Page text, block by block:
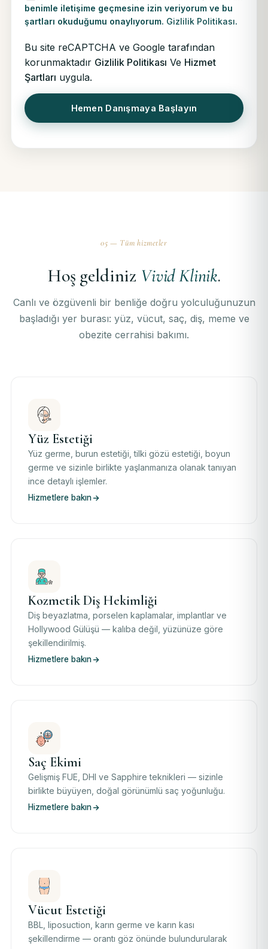
benimle iletişime geçmesine izin veriyorum ve bu
şartları okuduğumu onaylıyorum. Gizlilik Politikası.
Bu site reCAPTCHA ve Google tarafından
korunmaktadır Gizlilik Politikası Ve Hizmet
Şartları uygula.
Hemen Danışmaya Başlayın
05 — Tüm hizmetler
Hoş geldiniz Vivid Klinik.
Canlı ve özgüvenli bir benliğe doğru yolculuğunuzun
başladığı yer burası: yüz, vücut, saç, diş, meme ve
obezite cerrahisi bakımı.
Yüz Estetiği
Yüz germe, burun estetiği, tilki gözü estetiği, boyun
germe ve sizinle birlikte yaşlanmanıza olanak tanıyan
ince detaylı işlemler.
Hizmetlere bakın
Kozmetik Diş Hekimliği
Diş beyazlatma, porselen kaplamalar, implantlar ve
Hollywood Gülüşü — kalıba değil, yüzünüze göre
şekillendirilmiş.
Hizmetlere bakın
Saç Ekimi
Gelişmiş FUE, DHI ve Sapphire teknikleri — sizinle
birlikte büyüyen, doğal görünümlü saç yoğunluğu.
Hizmetlere bakın
Vücut Estetiği
BBL, liposuction, karın germe ve karın kası
şekillendirme — orantı göz önünde bulundurularak